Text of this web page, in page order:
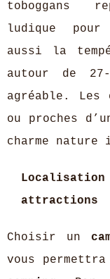
toboggans
ludique
aussi la
autour de 27-
agréable. Les
ou proches
charme nature
attractions
Choisir un
vous